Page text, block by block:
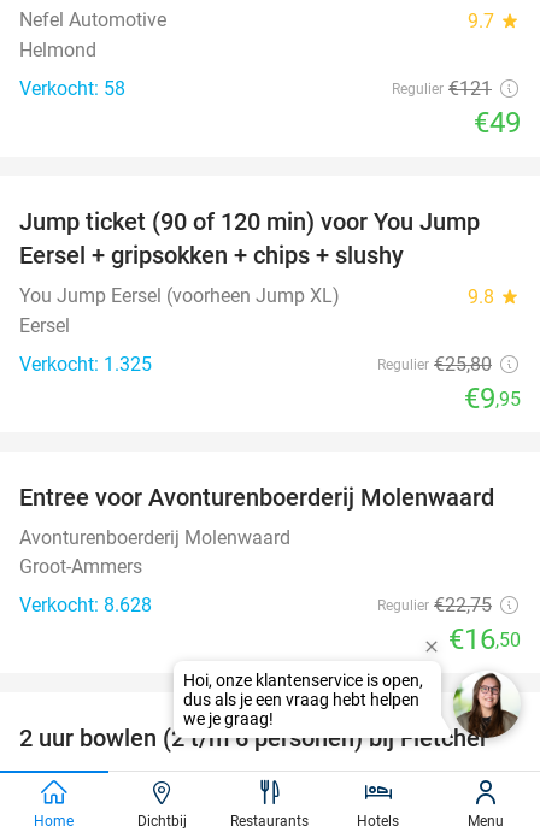
Nefel Automotive 9.7 star
Helmond
Verkocht: 58
Regulier €121
€49
61%
Jump ticket (90 of 120 min) voor You Jump
Eersel + gripsokken + chips + slushy
You Jump Eersel (voorheen Jump XL) 9.8 star
Eersel
Verkocht: 1.325
Regulier €25,80
€9,95
27%
Entree voor Avonturenboerderij Molenwaard
Avonturenboerderij Molenwaard
Groot-Ammers
Verkocht: 8.628
Regulier €22,75
€16,50
50%
favorite_border
2 uur bowlen (2 t/m 6 personen) bij Fletcher
Fletcher Bowling
Helmond (+4 locaties)
Home Dichtbij Restaurants Hotels Menu